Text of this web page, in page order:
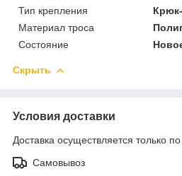
Тип крепления
Материал троса
Состояние
Скрыть
Условия доставки
Доставка осуществляется только
Самовывоз